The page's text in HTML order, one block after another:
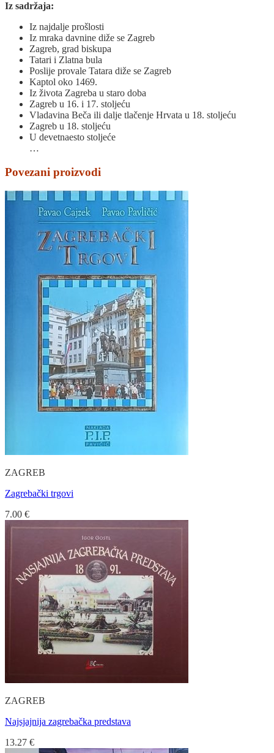
Iz sadržaja:
Iz najdalje prošlosti
Iz mraka davnine diže se Zagreb
Zagreb, grad biskupa
Tatari i Zlatna bula
Poslije provale Tatara diže se Zagreb
Kaptol oko 1469.
Iz života Zagreba u staro doba
Zagreb u 16. i 17. stoljeću
Vladavina Beča ili dalje tlačenje Hrvata u 18. stoljeću
Zagreb u 18. stoljeću
U devetnaesto stoljeće
…
Povezani proizvodi
ZAGREB
Zagrebački trgovi
7.00 €
ZAGREB
Najsjajnija zagrebačka predstava
13.27 €